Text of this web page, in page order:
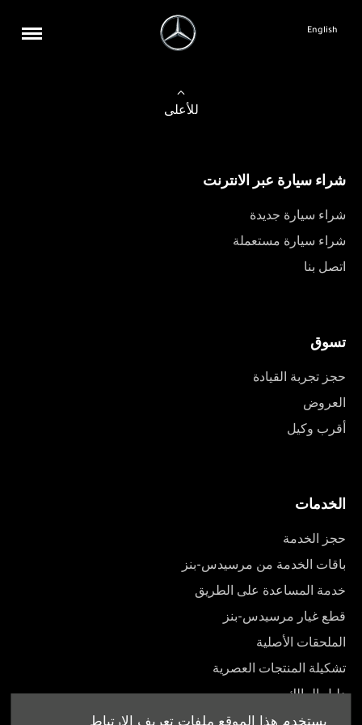
يستخدم هذا الموقع ملفات تعريف الارتباط
English
للأعلى
شراء سيارة عبر الانترنت
شراء سيارة جديدة
شراء سيارة مستعملة
اتصل بنا
تسوق
حجز تجربة القيادة
العروض
أقرب وكيل
الخدمات
حجز الخدمة
باقات الخدمة من مرسيدس-بنز
خدمة المساعدة على الطريق
قطع غيار مرسيدس-بنز
الملحقات الأصلية
تشكيلة المنتجات العصرية
دليل المالك